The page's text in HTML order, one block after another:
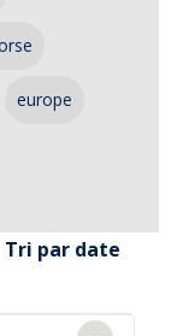
europe
Tri par date